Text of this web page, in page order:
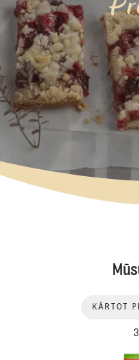
KĀRTOT